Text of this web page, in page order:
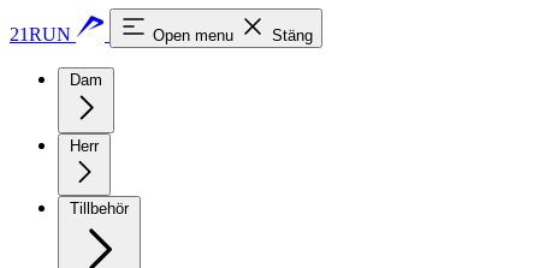
21RUN Open menu Stäng
Dam
Herr
Tillbehör